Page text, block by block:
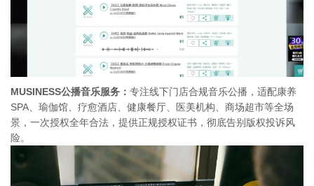
MUSINESS公播音乐服务： 专注线下门店合规音乐公播，适配康养
SPA、瑜伽馆、疗愈酒店、健康餐厅、医美机构、商场超市等全场
景，一次授权全年合法，提供正规授权证书，彻底告别版权投诉风
险。